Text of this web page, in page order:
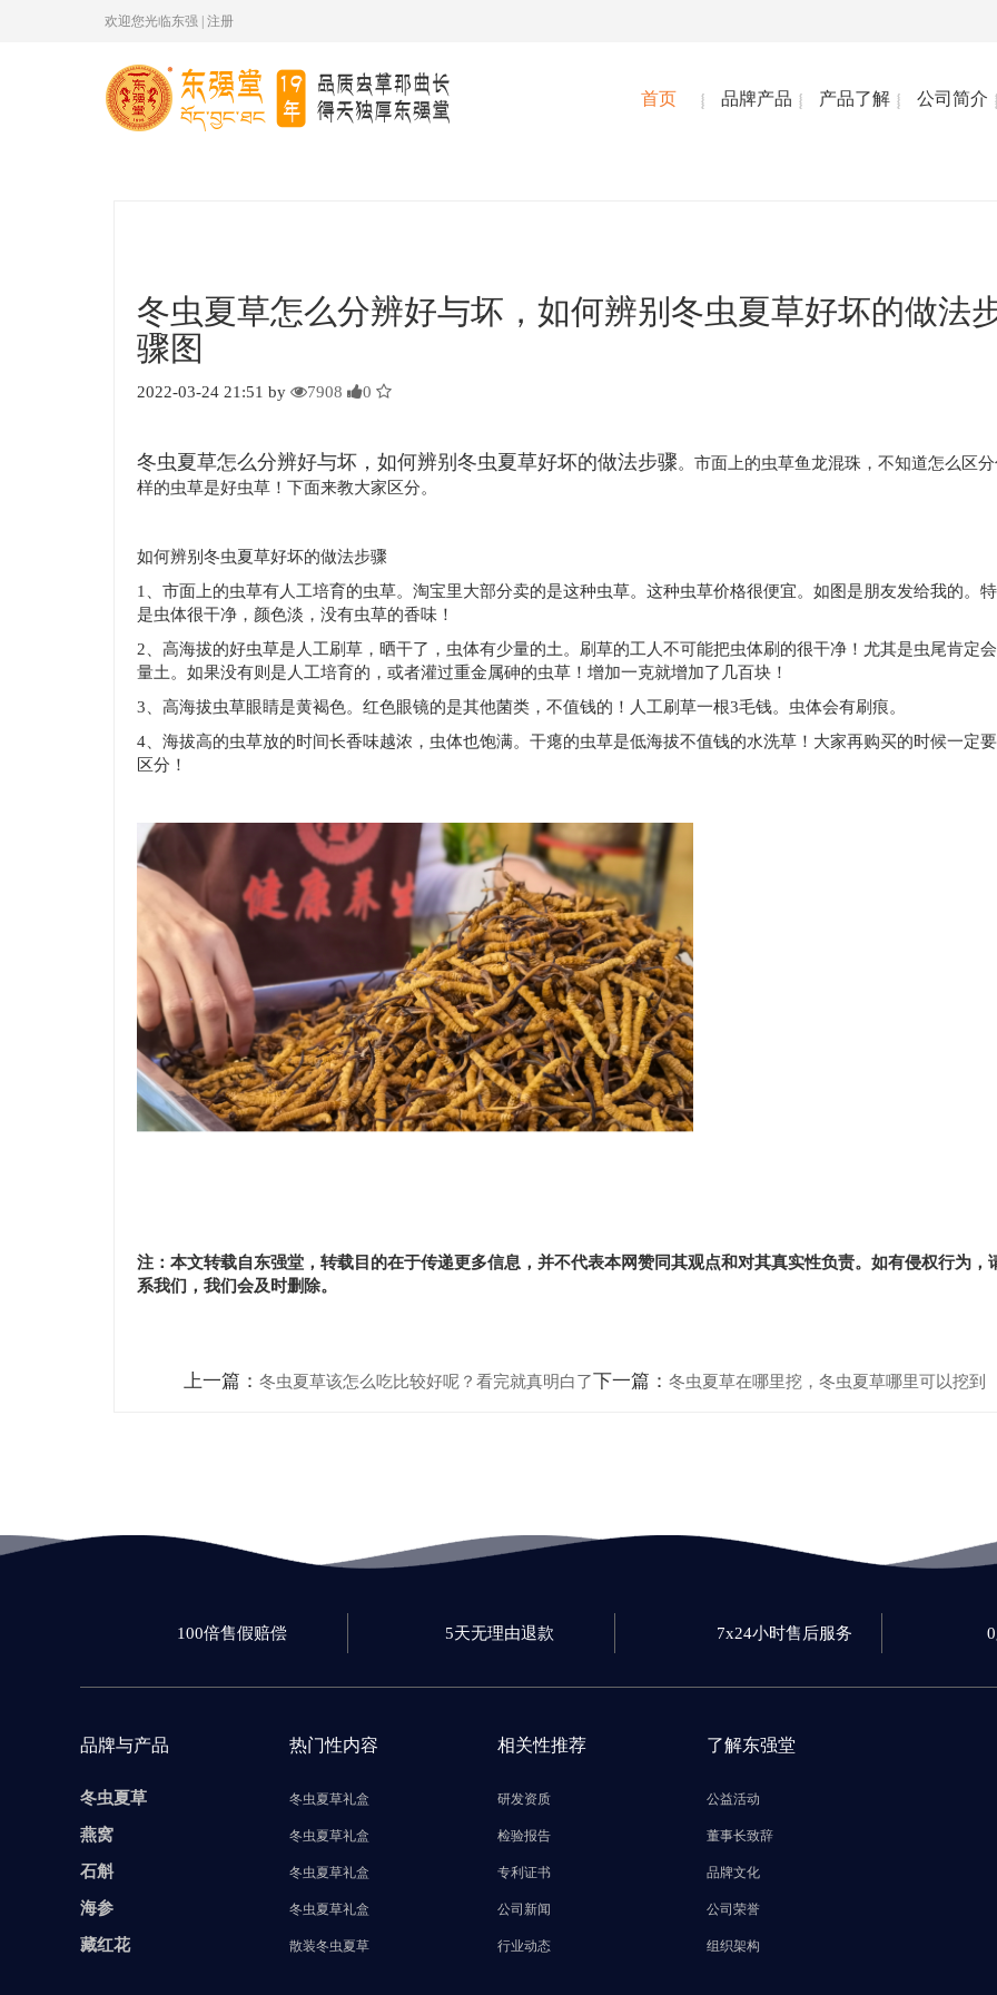
欢迎您光临东强 |注册
首页 品牌产品 产品了解 公司简介
冬虫夏草怎么分辨好与坏，如何辨别冬虫夏草好坏的做法
骤图
2022-03-24 21:51 by 7908 0
冬虫夏草怎么分辨好与坏，如何辨别冬虫夏草好坏的做法步骤。市面上的虫草鱼龙混珠，不知道怎么区
样的虫草是好虫草！下面来教大家区分。
如何辨别冬虫夏草好坏的做法步骤
1、市面上的虫草有人工培育的虫草。淘宝里大部分卖的是这种虫草。这种虫草价格很便宜。如图是朋友发给我的。
是虫体很干净，颜色淡，没有虫草的香味！
2、高海拔的好虫草是人工刷草，晒干了，虫体有少量的土。刷草的工人不可能把虫体刷的很干净！尤其是虫尾肯定
量土。如果没有则是人工培育的，或者灌过重金属砷的虫草！增加一克就增加了几百块！
3、高海拔虫草眼睛是黄褐色。红色眼镜的是其他菌类，不值钱的！人工刷草一根3毛钱。虫体会有刷痕。
4、海拔高的虫草放的时间长香味越浓，虫体也饱满。干瘪的虫草是低海拔不值钱的水洗草！大家再购买的时候一定
区分！
注：本文转载自东强堂，转载目的在于传递更多信息，并不代表本网赞同其观点和对其真实性负责。如有侵权行为，
系我们，我们会及时删除。
上一篇：冬虫夏草该怎么吃比较好呢？看完就真明白了下一篇：冬虫夏草在哪里挖，冬虫夏草哪里可以挖到
100倍售假赔偿 5天无理由退款 7x24小时售后服务
品牌与产品
冬虫夏草
燕窝
石斛
海参
藏红花
热门性内容
冬虫夏草礼盒
冬虫夏草礼盒
冬虫夏草礼盒
冬虫夏草礼盒
散装冬虫夏草
相关性推荐
研发资质
检验报告
专利证书
公司新闻
行业动态
了解东强堂
公益活动
董事长致辞
品牌文化
公司荣誉
组织架构